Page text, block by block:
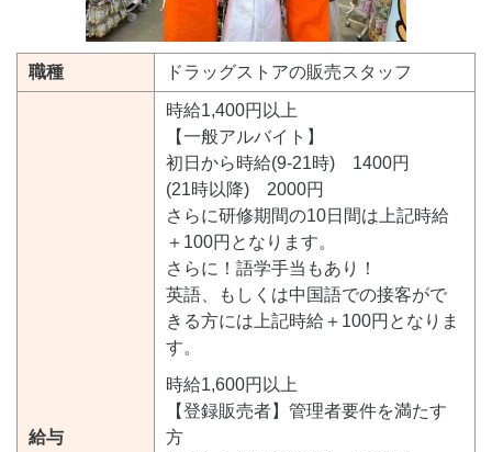
職種 ドラッグストアの販売スタッフ
給与
時給1,400円以上
【一般アルバイト】
初日から時給(9-21時) 1400円
(21時以降) 2000円
さらに研修期間の10日間は上記時給
＋100円となります。
さらに！語学手当もあり！
英語、もしくは中国語での接客がで
きる方には上記時給＋100円となりま
す。
時給1,600円以上
【登録販売者】管理者要件を満たす
方